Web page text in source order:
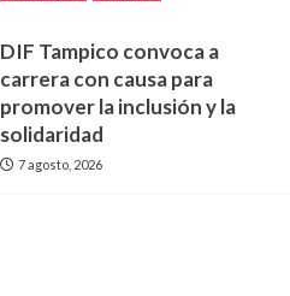
DIF Tampico convoca a
carrera con causa para
promover la inclusión y la
solidaridad
7 agosto, 2026